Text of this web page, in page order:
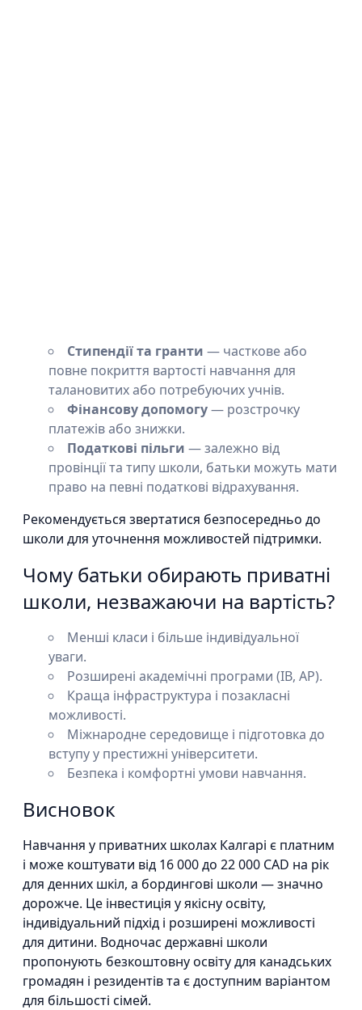
Стипендії та гранти — часткове або
повне покриття вартості навчання для
талановитих або потребуючих учнів.
Фінансову допомогу— розстрочку
платежів або знижки.
Податкові пільги — залежно від
провінції та типу школи, батьки можуть мати
право на певні податкові відрахування.
Рекомендується звертатися безпосередньо до
школи для уточнення можливостей підтримки.
Чому батьки обирають приватні
школи, незважаючи на вартість?
Менші класи і більше індивідуальної
уваги.
Розширені академічні програми (IB, AP).
Краща інфраструктура і позакласні
можливості.
Міжнародне середовище і підготовка до
вступу у престижні університети.
Безпека і комфортні умови навчання.
Висновок
Навчання у приватних школах Калгарі є платним
і може коштувати від 16 000 до 22 000 CAD на рік
для денних шкіл, а бордингові школи — значно
дорожче. Це інвестиція у якісну освіту,
індивідуальний підхід і розширені можливості
для дитини. Водночас державні школи
пропонують безкоштовну освіту для канадських
громадян і резидентів та є доступним варіантом
для більшості сімей.